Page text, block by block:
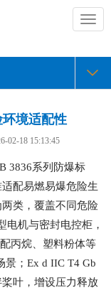
切
换
航
境适配性
02-18 15:13:45
3836系列防爆标
配易燃易爆危险生
类，覆盖不同危险
电机与密封电控柜，
丙烷、塑料粉体等
；Ex d IIC T4 Gb
叶，增设压力释放